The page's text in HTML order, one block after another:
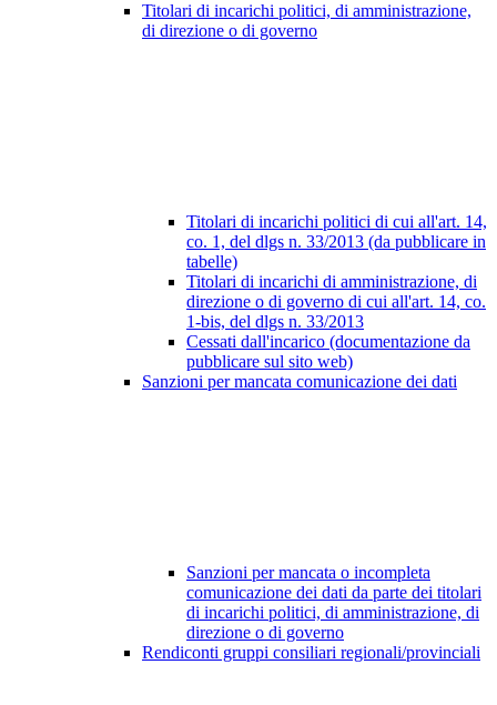
Titolari di incarichi politici, di amministrazione,
di direzione o di governo
Titolari di incarichi politici di cui all'art. 14,
co. 1, del dlgs n. 33/2013 (da pubblicare in
tabelle)
Titolari di incarichi di amministrazione, di
direzione o di governo di cui all'art. 14, co.
1-bis, del dlgs n. 33/2013
Cessati dall'incarico (documentazione da
pubblicare sul sito web)
Sanzioni per mancata comunicazione dei dati
Sanzioni per mancata o incompleta
comunicazione dei dati da parte dei titolari
di incarichi politici, di amministrazione, di
direzione o di governo
Rendiconti gruppi consiliari regionali/provinciali